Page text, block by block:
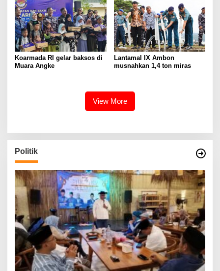
Koarmada RI gelar baksos di
Muara Angke
Lantamal IX Ambon
musnahkan 1,4 ton miras
View More
Politik